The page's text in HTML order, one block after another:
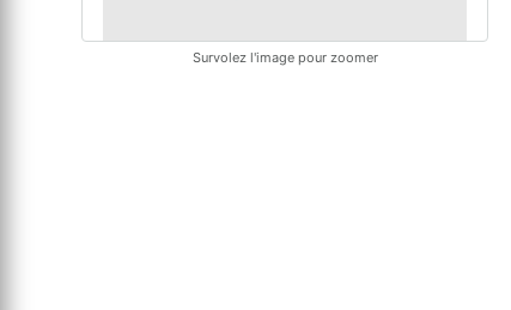
Survolez l'image pour zoomer